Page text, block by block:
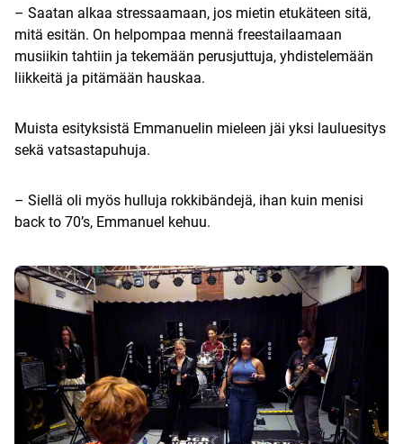
– Saatan alkaa stressaamaan, jos mietin etukäteen sitä,
mitä esitän. On helpompaa mennä freestailaamaan
musiikin tahtiin ja tekemään perusjuttuja, yhdistelemään
liikkeitä ja pitämään hauskaa.
Muista esityksistä Emmanuelin mieleen jäi yksi lauluesitys
sekä vatsastapuhuja.
– Siellä oli myös hulluja rokkibändejä, ihan kuin menisi
back to 70’s, Emmanuel kehuu.